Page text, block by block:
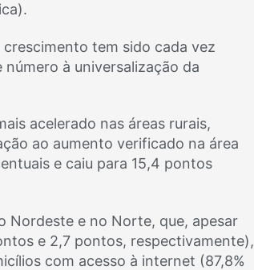
tem sido cada vez
à universalização da
acelerado nas áreas rurais,
ao aumento verificado na área
e caiu para 15,4 pontos
Nordeste e no Norte, que, apesar
e 2,7 pontos, respectivamente),
com acesso à internet (87,8%